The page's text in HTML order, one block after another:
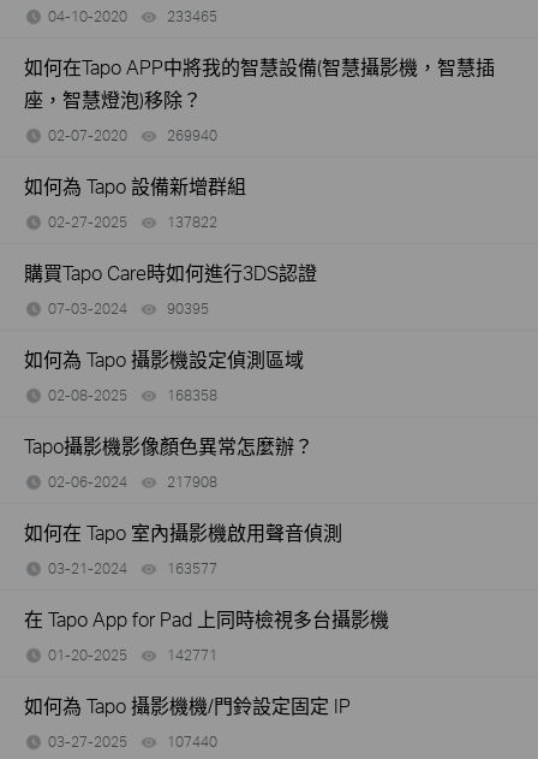
04-10-2020 233465
如何在Tapo APP中將我的智慧設備(智慧攝影機，智慧插
座，智慧燈泡)移除？
02-07-2020 269940
如何為 Tapo 設備新增群組
02-27-2025 137822
購買Tapo Care時如何進行3DS認證
07-03-2024 90395
如何為 Tapo 攝影機設定偵測區域
02-08-2025 168358
Tapo攝影機影像顏色異常怎麼辦？
02-06-2024 217908
如何在 Tapo 室內攝影機啟用聲音偵測
03-21-2024 163577
在 Tapo App for Pad 上同時檢視多台攝影機
01-20-2025 142771
如何為 Tapo 攝影機機/門鈴設定固定 IP
03-27-2025 107440